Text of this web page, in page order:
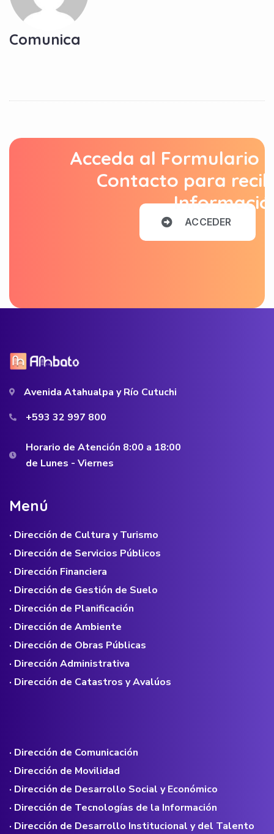
Comunica
Acceda al Formulario
Contacto para
ACCEDER
Avenida Atahualpa y Río Cutuchi
+593 32 997 800
Horario de Atención 8:00 a 18:00
de Lunes - Viernes
Menú
· Dirección de Cultura y Turismo
· Dirección de Servicios Públicos
· Dirección Financiera
· Dirección de Gestión de Suelo
· Dirección de Planificación
· Dirección de Ambiente
· Dirección de Obras Públicas
· Dirección Administrativa
· Dirección de Catastros y Avalúos
· Dirección de Comunicación
· Dirección de Movilidad
· Dirección de Desarrollo Social y Económico
· Dirección de Tecnologías de la Información
· Dirección de Desarrollo Institucional y del Talento